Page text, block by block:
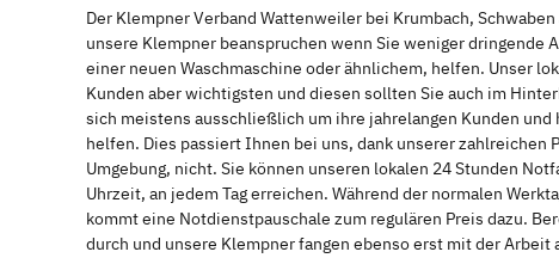
Der Klempner Verband Wattenweiler bei Krumbach,
unsere Klempner beanspruchen wenn Sie weniger
einer neuen Waschmaschine oder ähnlichem, helfen. Unser
Kunden aber wichtigsten und diesen sollten Sie auch im
sich meistens ausschließlich um ihre jahrelangen Kunden
helfen. Dies passiert Ihnen bei uns, dank unserer zahlreichen
Umgebung, nicht. Sie können unseren lokalen 24 Stunden
Uhrzeit, an jedem Tag erreichen. Während der normalen
kommt eine Notdienstpauschale zum regulären Preis dazu.
durch und unsere Klempner fangen ebenso erst mit der